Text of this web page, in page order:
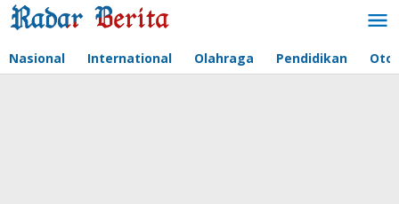
Lewati
ke
Nasional International Olahraga Pendidikan